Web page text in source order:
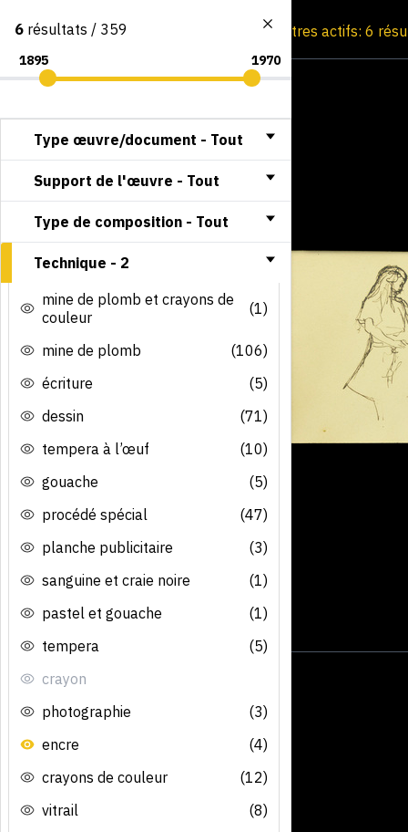
Consultation par image Filtres actifs: 6
6 résultats / 359
Type œuvre/document - Tout
Support de l'œuvre - Tout
Type de composition - Tout
Technique - 2
mine de plomb et crayons de
couleur
(1)
mine de plomb
(106)
écriture
(5)
dessin
(71)
tempera à l’œuf
(10)
gouache
(5)
procédé spécial
(47)
planche publicitaire
(3)
sanguine et craie noire
(1)
pastel et gouache
(1)
tempera
(5)
crayon
photographie
(3)
encre
(4)
crayons de couleur
(12)
vitrail
(8)